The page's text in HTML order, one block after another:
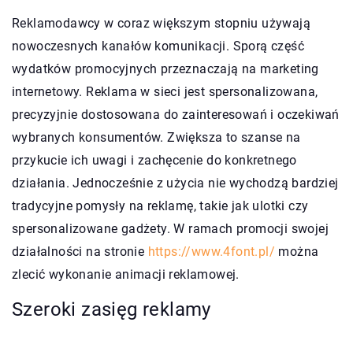
Reklamodawcy w coraz większym stopniu używają
nowoczesnych kanałów komunikacji. Sporą część
wydatków promocyjnych przeznaczają na marketing
internetowy. Reklama w sieci jest spersonalizowana,
precyzyjnie dostosowana do zainteresowań i oczekiwań
wybranych konsumentów. Zwiększa to szanse na
przykucie ich uwagi i zachęcenie do konkretnego
działania. Jednocześnie z użycia nie wychodzą bardziej
tradycyjne pomysły na reklamę, takie jak ulotki czy
spersonalizowane gadżety. W ramach promocji swojej
działalności na stronie https://www.4font.pl/ można
zlecić wykonanie animacji reklamowej.
Szeroki zasięg reklamy